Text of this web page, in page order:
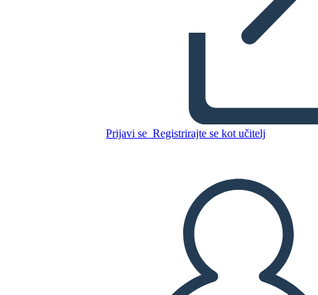
Prijavi se Registrirajte se kot učitelj
PREDVAJANJE DIAPROJEKCIJE
PREBERI MI